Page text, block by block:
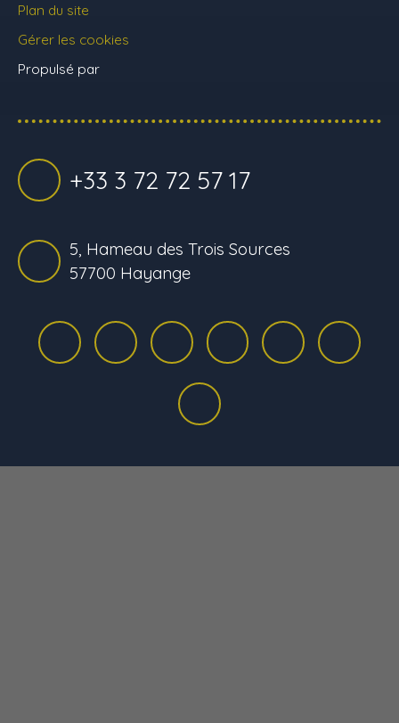
Plan du site
Gérer les cookies
Propulsé par
+33 3 72 72 57 17
5, Hameau des Trois Sources
57700 Hayange